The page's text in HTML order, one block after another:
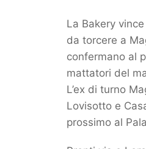
La Bakery
da torcere a
confermano al
mattatori del
L’ex di turno
Lovisotto e
prossimo al